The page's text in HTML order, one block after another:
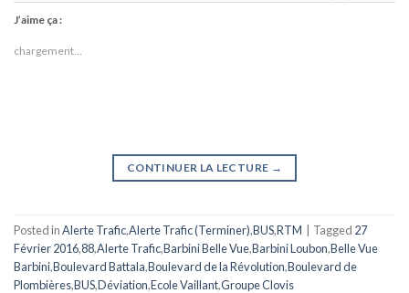
J’aime ça :
chargement…
CONTINUER LA LECTURE →
Posted inAlerte Trafic,Alerte Trafic (Terminer),BUS,RTM Tagged 27
Février 2016,88,Alerte Trafic,Barbini Belle Vue,Barbini Loubon,Belle Vue
Barbini,Boulevard Battala,Boulevard de la Révolution,Boulevard de
Plombières,BUS,Déviation,Ecole Vaillant,Groupe Clovis